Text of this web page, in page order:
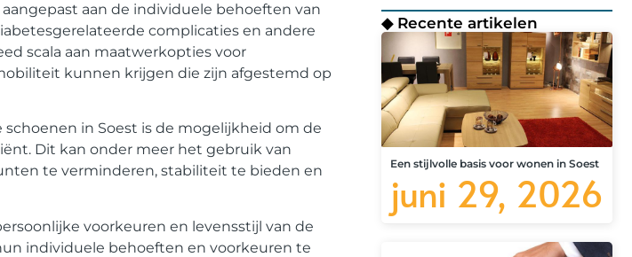
aan de individuele behoeften van
complicaties en andere
scala aan maatwerkopties voor
kunnen krijgen die zijn afgestemd op
in Soest is de mogelijkheid om de
Dit kan onder meer het gebruik van
te verminderen, stabiliteit te bieden en
voorkeuren en levensstijl van de
individuele behoeften en voorkeuren te
◆ Recente artikelen
Een stijlvolle basis voor wonen in Soest
juni 29, 2026